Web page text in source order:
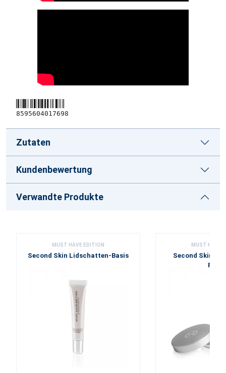
8595604017698
Zutaten
Kundenbewertung
Verwandte Produkte
MUST HAVE EDITION
Second Skin Lidschatten-Basis
MUST HAVE
Second Skin